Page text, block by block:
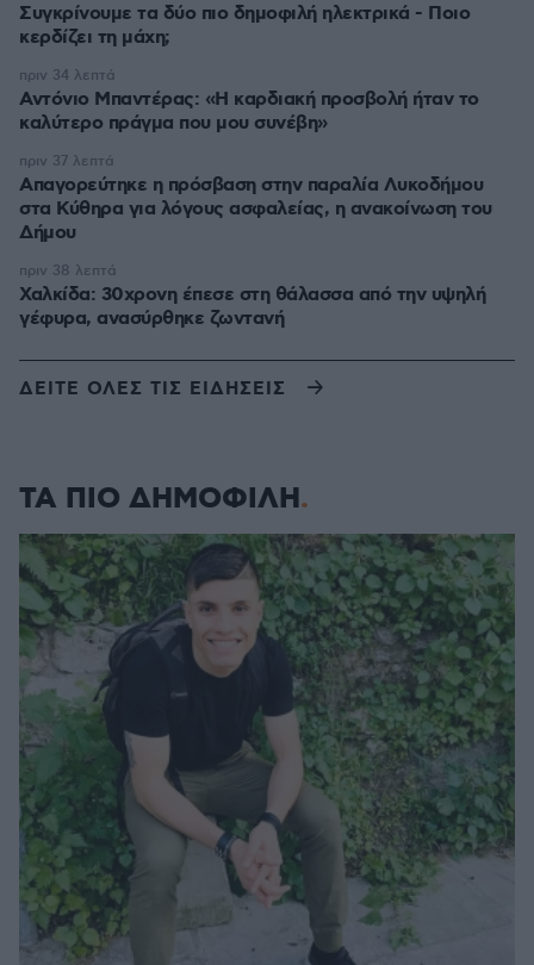
Συγκρίνουμε τα δύο πιο δημοφιλή ηλεκτρικά - Ποιο
κερδίζει τη μάχη;
Αντόνιο Μπαντέρας: «Η καρδιακή προσβολή ήταν το
καλύτερο πράγμα που μου συνέβη»
πριν 34 λεπτά
Απαγορεύτηκε η πρόσβαση στην παραλία Λυκοδήμου
στα Κύθηρα για λόγους ασφαλείας, η ανακοίνωση του
Δήμου
πριν 37 λεπτά
Χαλκίδα: 30χρονη έπεσε στη θάλασσα από την υψηλή
γέφυρα, ανασύρθηκε ζωντανή
πριν 38 λεπτά
ΔΕΙΤΕ ΟΛΕΣ ΤΙΣ ΕΙΔΗΣΕΙΣ
ΤΑ ΠΙΟ ΔΗΜΟΦΙΛΗ